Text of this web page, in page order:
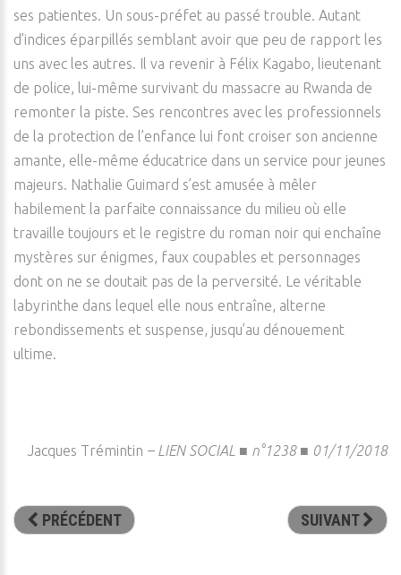
ses patientes. Un sous-préfet au passé trouble. Autant
d’indices éparpillés semblant avoir que peu de rapport les
uns avec les autres. Il va revenir à Félix Kagabo, lieutenant
de police, lui-même survivant du massacre au Rwanda de
remonter la piste. Ses rencontres avec les professionnels
de la protection de l’enfance lui font croiser son ancienne
amante, elle-même éducatrice dans un service pour jeunes
majeurs. Nathalie Guimard s’est amusée à mêler
habilement la parfaite connaissance du milieu où elle
travaille toujours et le registre du roman noir qui enchaîne
mystères sur énigmes, faux coupables et personnages
dont on ne se doutait pas de la perversité. Le véritable
labyrinthe dans lequel elle nous entraîne, alterne
rebondissements et suspense, jusqu’au dénouement
ultime.
Jacques Trémintin – LIEN SOCIAL ■ n°1238 ■ 01/11/2018
PRÉCÉDENT SUIVANT